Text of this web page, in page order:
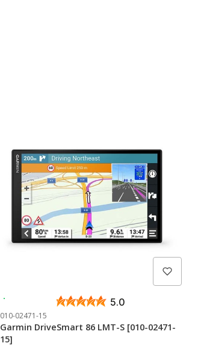
5.0
010-02471-15
Garmin DriveSmart 86 LMT-S [010-02471-
15]